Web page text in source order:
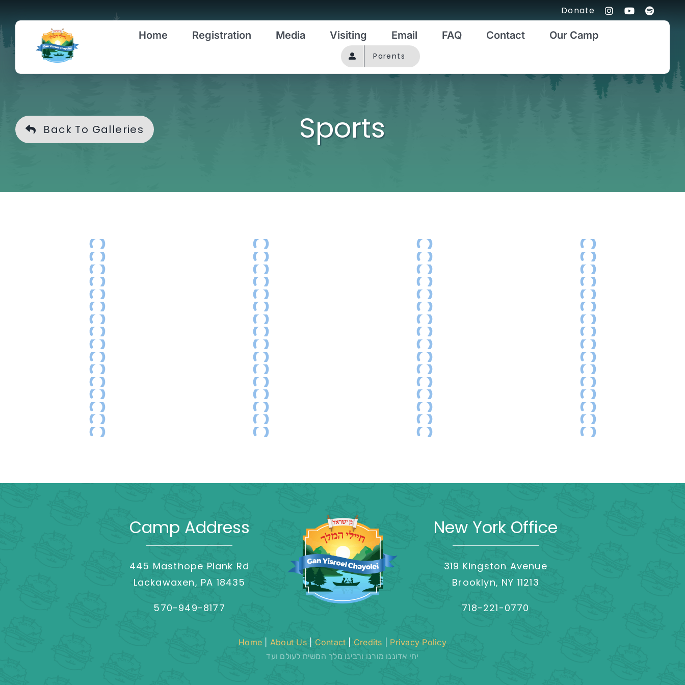
to
content
Donate
Home Registration Media Visiting Email FAQ Contact Our Camp
Parents
Back To Galleries Sports
Camp Address
445 Masthope Plank Rd
Lackawaxen, PA 18435
570-949-8177
New York Office
319 Kingston Avenue
Brooklyn, NY 11213
718-221-0770
Home About Us| Contact Credits Privacy Policy
יחי אדוננו מורנו ורבינו מלך המשיח לעולם ועד